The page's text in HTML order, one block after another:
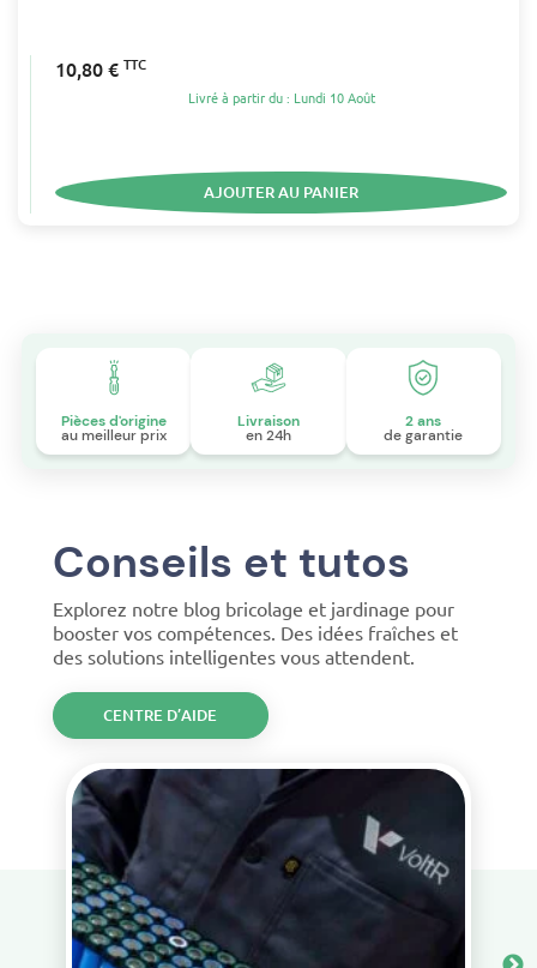
10,80 € TTC
Livré à partir du : Lundi 10 Août
AJOUTER AU PANIER
Pièces d'origine
au meilleur prix
Livraison
en 24h
2 ans
de garantie
Conseils et tutos
Explorez notre blog bricolage et jardinage pour
booster vos compétences. Des idées fraîches et
des solutions intelligentes vous attendent.
CENTRE D’AIDE